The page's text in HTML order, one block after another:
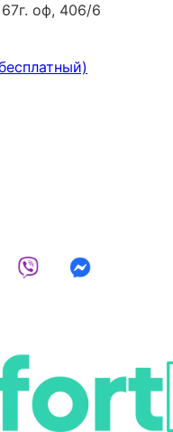
оф, 406/6